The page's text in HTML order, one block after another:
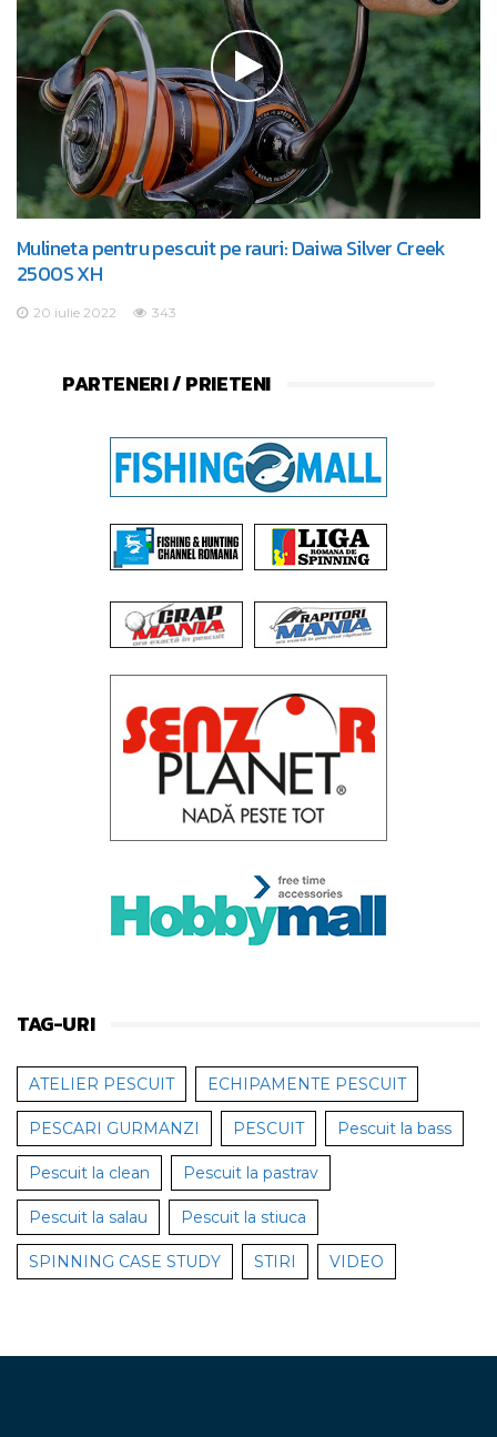
Mulineta pentru pescuit pe rauri: Daiwa Silver Creek
2500S XH
20 iulie 2022 343
PARTENERI / PRIETENI
TAG-URI
ATELIER PESCUIT ECHIPAMENTE PESCUIT
PESCARI GURMANZI PESCUIT Pescuit la bass
Pescuit la clean Pescuit la pastrav
Pescuit la salau Pescuit la stiuca
SPINNING CASE STUDY STIRI VIDEO